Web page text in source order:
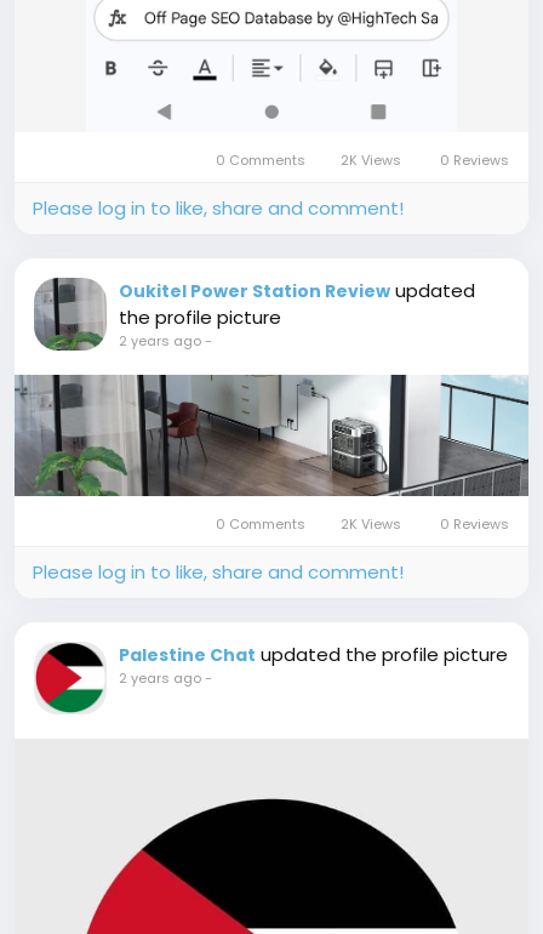
0 Comments 2K Views 0 Reviews
Please log in to like, share and comment!
Oukitel Power Station Review updated
the profile picture
2 years ago-
0 Comments 2K Views 0 Reviews
Please log in to like, share and comment!
Palestine Chat updated the profile picture
2 years ago-